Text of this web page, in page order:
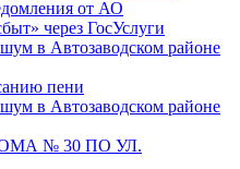
от АО
через ГосУслуги
в Автозаводском районе
пени
в Автозаводском районе
№ 30 ПО УЛ.